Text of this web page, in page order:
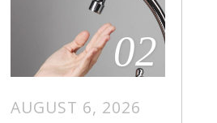
02
AUGUST 6, 2026